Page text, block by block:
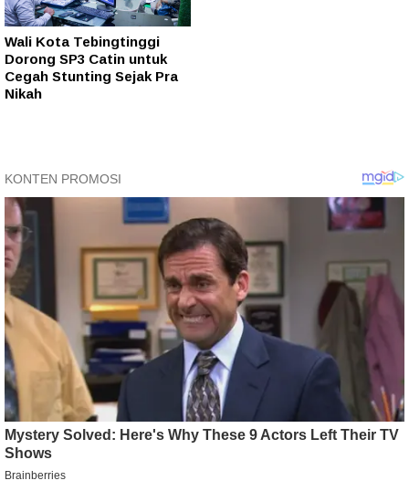
Wali Kota Tebingtinggi
Dorong SP3 Catin untuk
Cegah Stunting Sejak Pra
Nikah